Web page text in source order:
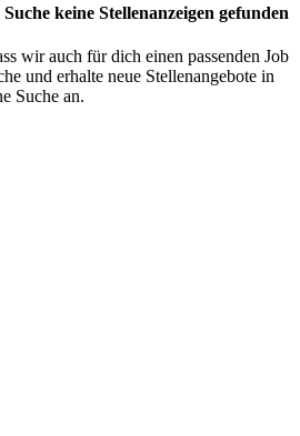
keine Stellenanzeigen gefunden
wir auch für dich einen passenden Job
und erhalte neue Stellenangebote in
Suche an.